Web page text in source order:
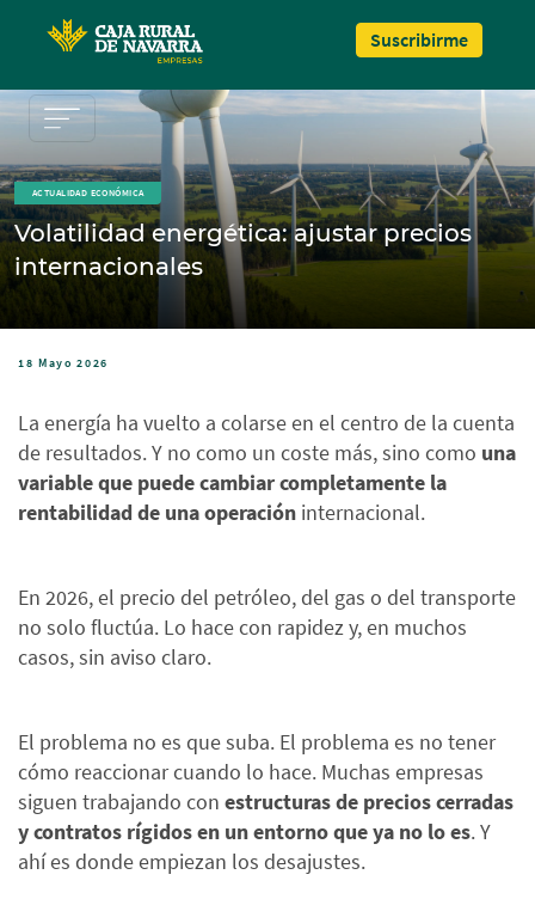
Suscribirme
ACTUALIDAD ECONÓMICA
Volatilidad energética: ajustar precios
internacionales
18 Mayo 2026
La energía ha vuelto a colarse en el centro de la cuenta
de resultados. Y no como un coste más, sino como una
variable que puede cambiar completamente la
rentabilidad de una operación internacional.
En 2026, el precio del petróleo, del gas o del transporte
no solo fluctúa. Lo hace con rapidez y, en muchos
casos, sin aviso claro.
El problema no es que suba. El problema es no tener
cómo reaccionar cuando lo hace. Muchas empresas
siguen trabajando con estructuras de precios cerradas
y contratos rígidos en un entorno que ya no lo es. Y
ahí es donde empiezan los desajustes.